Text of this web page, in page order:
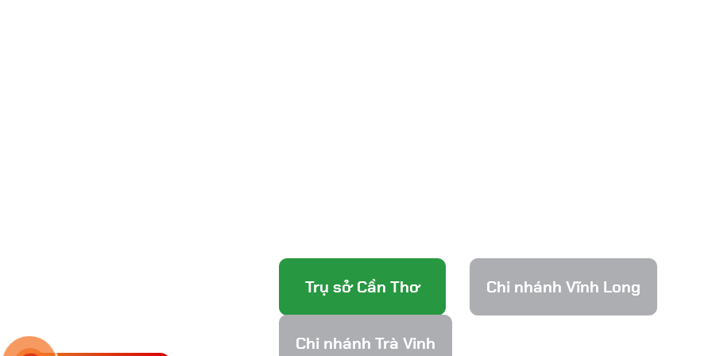
Trụ sở Cần Thơ Chi nhánh Vĩnh Long
Chi nhánh Trà Vinh